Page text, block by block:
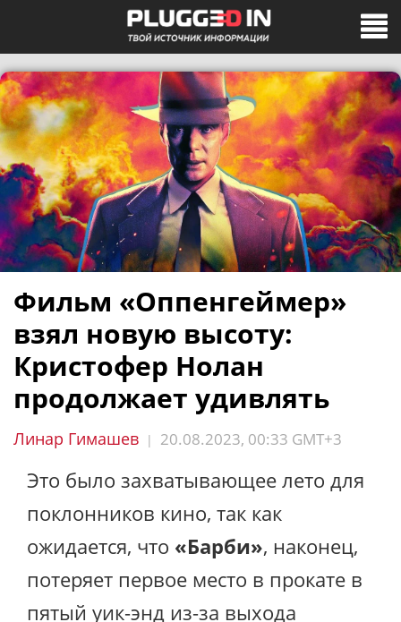
Фильм «Оппенгеймер»
взял новую высоту:
Кристофер Нолан
продолжает удивлять
Линар Гимашев | 20.08.2023, 00:33 GMT+3
Это было захватывающее лето для
поклонников кино, так как
ожидается, что «Барби», наконец,
потеряет первое место в прокате в
пятый уик-энд из-за выхода